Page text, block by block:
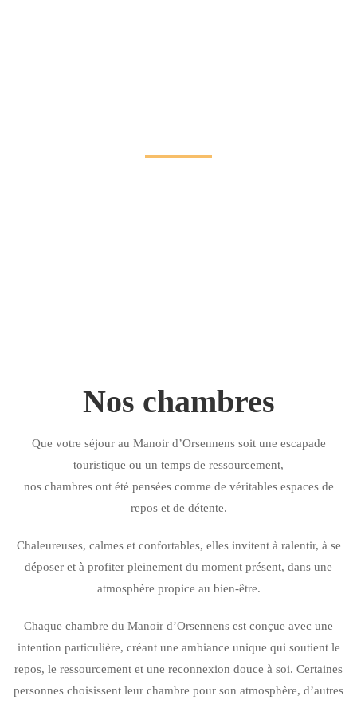
Nos chambres
Que votre séjour au Manoir d’Orsennens soit une escapade
touristique ou un temps de ressourcement,
nos chambres ont été pensées comme de véritables espaces de
repos et de détente.
Chaleureuses, calmes et confortables, elles invitent à ralentir, à se
déposer et à profiter pleinement du moment présent, dans une
atmosphère propice au bien-être.
Chaque chambre du Manoir d’Orsennens est conçue avec une
intention particulière, créant une ambiance unique qui soutient le
repos, le ressourcement et une reconnexion douce à soi. Certaines
personnes choisissent leur chambre pour son atmosphère, d’autres